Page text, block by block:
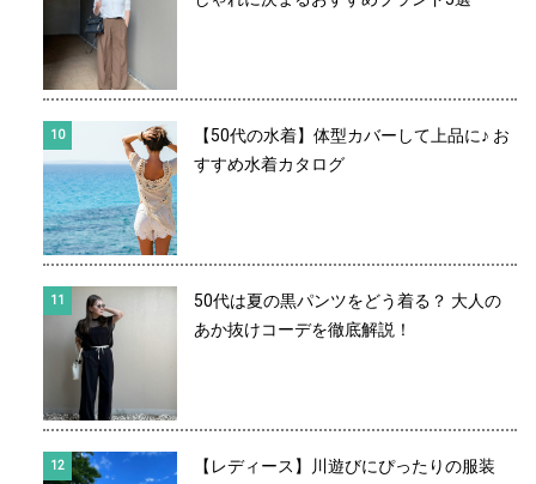
【50代の水着】体型カバーして上品に♪ お
すすめ水着カタログ
50代は夏の黒パンツをどう着る？ 大人の
あか抜けコーデを徹底解説！
【レディース】川遊びにぴったりの服装